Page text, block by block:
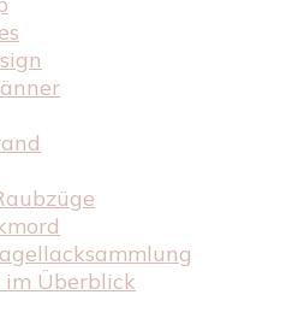
Überblick